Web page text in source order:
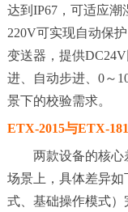
达到IP67，可适应
220V可实现自动保
变送器，提供
进、自动步进、0～
景下的校验需求。
ETX-2015与ETX-
两款设备的核心
场景上，具体差异
式、基础操作模式）